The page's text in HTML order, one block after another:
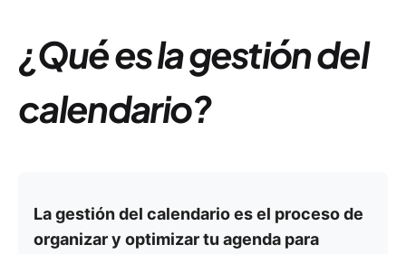
¿Qué es la gestión del
calendario?
La gestión del calendario es el proceso de
organizar y optimizar tu agenda para